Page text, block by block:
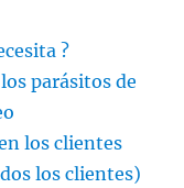
?
parásitos de
los clientes
los clientes)